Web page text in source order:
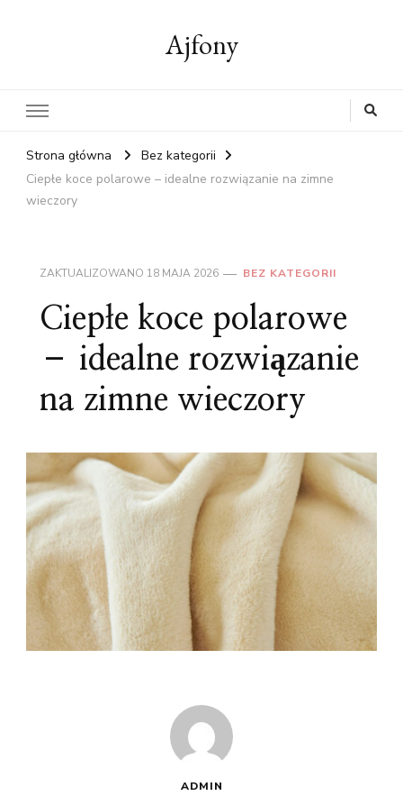
Ajfony
Strona główna
Bez kategorii
Ciepłe koce polarowe – idealne rozwiązanie na zimne
wieczory
ZAKTUALIZOWANO 18 MAJA 2026 BEZ KATEGORII
Ciepłe koce polarowe
– idealne rozwiązanie
na zimne wieczory
ADMIN